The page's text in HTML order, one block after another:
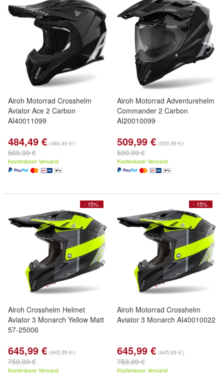
Airoh Motorrad Crosshelm
Aviator Ace 2 Carbon
AI40011099
484,49 € (484,49 €/)
569,99 €
Kostenloser Versand
Airoh Motorrad Adventurehelm
Commander 2 Carbon
AI20010099
509,99 € (509,99 €/)
599,99 €
Kostenloser Versand
- 15%
Airoh Crosshelm Helmet
Aviator 3 Monarch Yellow Matt
57-25006
645,99 € (645,99 €/)
759,99 €
Kostenloser Versand
- 15%
Airoh Motorrad Crosshelm
Aviator 3 Monarch AI40010022
645,99 € (645,99 €/)
759,99 €
Kostenloser Versand